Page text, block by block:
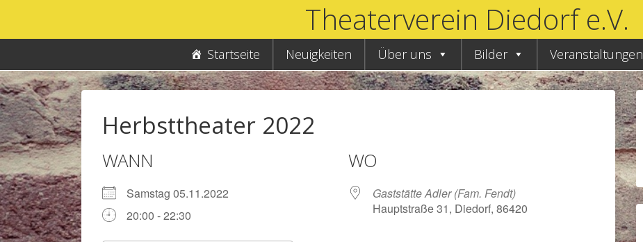
Theaterverein Diedorf e.V.
Hauptnavigation
Startseite Neuigkeiten Über uns Bilder Veranstaltungen
Herbsttheater 2022
WANN
Samstag 05.11.2022
20:00 - 22:30
WO
Gaststätte Adler (Fam. Fendt)
Hauptstraße 31, Diedorf, 86420